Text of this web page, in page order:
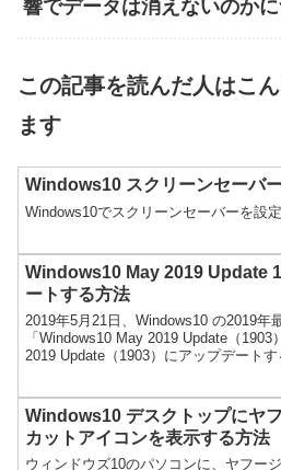
響でデータは消えないのか
この記事を読んだ人はこ
ます
Windows10 スクリーンセーバ
Windows10でスクリーンセーバーを設
Windows10 May 2019 Update
ートする方法
2019年5月21日、Windows10 の2019年
「Windows10 May 2019 Update（
2019 Update（1903）にアップデート
Windows10 デスクトップにヤ
カットアイコンを表示する方法
ウィンドウズ10のパソコンに、ヤフー